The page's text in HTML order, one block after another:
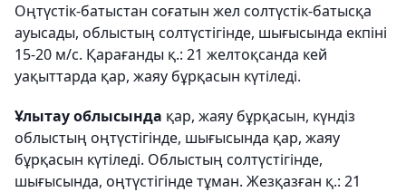
Оңтүстік-батыстан соғатын жел солтүстік-батысқа
ауысады, облыстың солтүстігінде, шығысында екпіні
15-20 м/с. Қарағанды қ.: 21 желтоқсанда кей
уақыттарда қар, жаяу бұрқасын күтіледі.
Ұлытау облысында қар, жаяу бұрқасын, күндіз
облыстың оңтүстігінде, шығысында қар, жаяу
бұрқасын күтіледі. Облыстың солтүстігінде,
шығысында, оңтүстігінде тұман. Жезқазған қ.: 21